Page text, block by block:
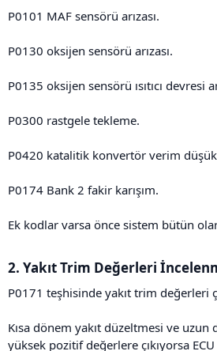
P0101 MAF sensörü arızası.
P0130 oksijen sensörü arızası.
P0135 oksijen sensörü ısıtıcı devresi
P0300 rastgele tekleme.
P0420 katalitik konvertör verim
P0174 Bank 2 fakir karışım.
Ek kodlar varsa önce sistem bütün
2. Yakıt Trim Değerleri
P0171 teşhisinde yakıt trim değerleri
Kısa dönem yakıt düzeltmesi ve uzun
yüksek pozitif değerlere çıkıyorsa